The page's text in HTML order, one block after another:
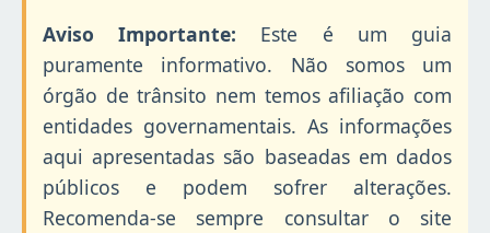
Aviso Importante: Este é um guia
puramente informativo. Não somos um
órgão de trânsito nem temos afiliação com
entidades governamentais. As informações
aqui apresentadas são baseadas em dados
públicos e podem sofrer alterações.
Recomenda-se sempre consultar o site